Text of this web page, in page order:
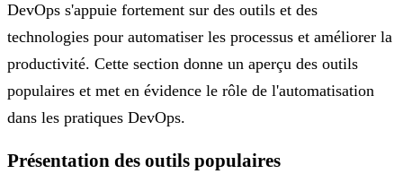
DevOps s'appuie fortement sur des outils et des
technologies pour automatiser les processus et améliorer la
productivité. Cette section donne un aperçu des outils
populaires et met en évidence le rôle de l'automatisation
dans les pratiques DevOps.
Présentation des outils populaires